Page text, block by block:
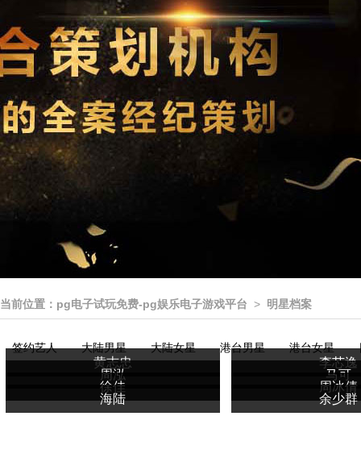
当前位置： pg电子试玩免费-pg娱乐电子游戏平台 > 明星档案
签约艺人 大陆男星 大陆女星 港台男星 港台女星
黄志忠
李芯逸
周泓
马可
徐佳
周冰倩
海陆
余少群